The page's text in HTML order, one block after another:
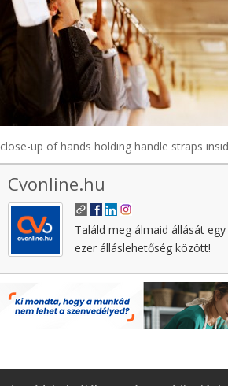
close-up of hands holding handle straps
Cvonline.hu
Találd meg álmaid állását
ezer álláslehetőség között!